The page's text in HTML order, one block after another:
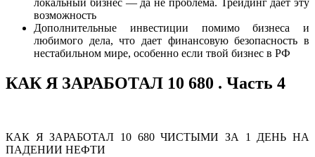
локальный бизнес — да не проблема. Трейдинг даёт эту
возможность
Дополнительные инвестиции помимо бизнеса и
любимого дела, что дает финансовую безопасность в
нестабильном мире, особенно если твой бизнес в РФ
КАК Я ЗАРАБОТАЛ 10 680 . Часть 4
КАК Я ЗАРАБОТАЛ 10 680 ЧИСТЫМИ ЗА 1 ДЕНЬ НА
ПАДЕНИИ НЕФТИ